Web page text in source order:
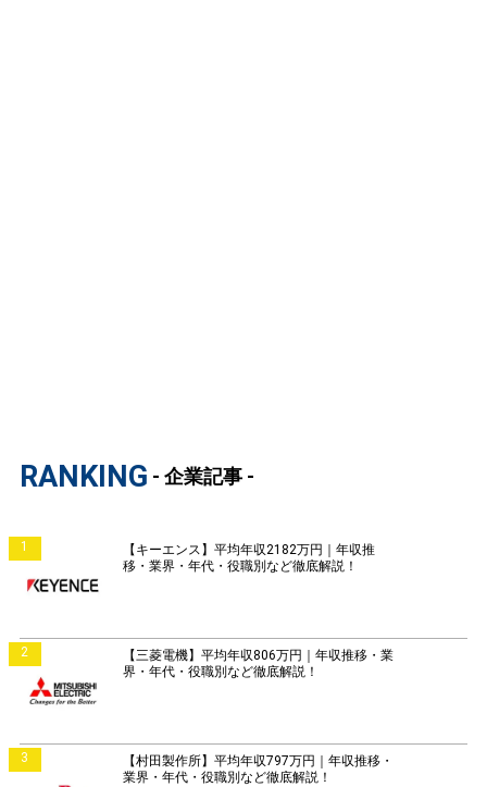
RANKING - 企業記事 -
1
【キーエンス】平均年収2182万円｜年収推
移・業界・年代・役職別など徹底解説！
2
【三菱電機】平均年収806万円｜年収推移・業
界・年代・役職別など徹底解説！
3
【村田製作所】平均年収797万円｜年収推移・
業界・年代・役職別など徹底解説！